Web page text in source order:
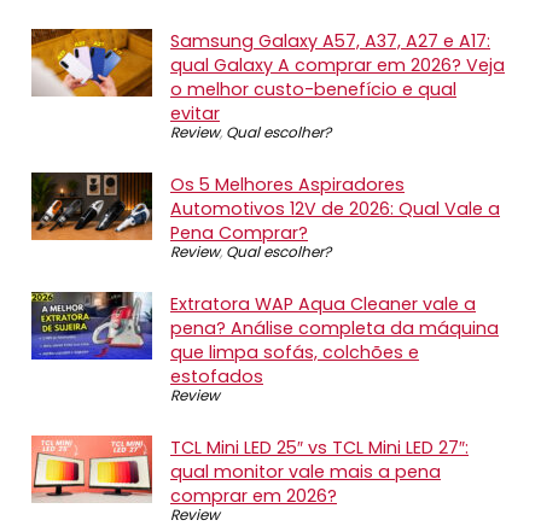
Samsung Galaxy A57, A37, A27 e A17:
qual Galaxy A comprar em 2026? Veja
o melhor custo-benefício e qual
evitar
Review, Qual escolher?
Os 5 Melhores Aspiradores
Automotivos 12V de 2026: Qual Vale a
Pena Comprar?
Review, Qual escolher?
Extratora WAP Aqua Cleaner vale a
pena? Análise completa da máquina
que limpa sofás, colchões e
estofados
Review
TCL Mini LED 25″ vs TCL Mini LED 27″:
qual monitor vale mais a pena
comprar em 2026?
Review